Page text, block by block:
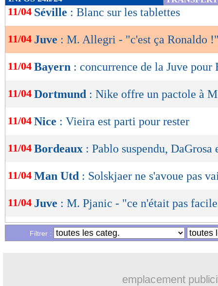
de
OK
11/04 Séville : Blanc sur les tablettes
11/04 Juve : M. Allegri - "c'est ça Ronaldo
11/04 Bayern : concurrence de la Juve pour
11/04 Dortmund : Nike offre un pactole à
11/04 Nice : Vieira est parti pour rester
11/04 Bordeaux : Pablo suspendu, DaGrosa
11/04 Man Utd : Solskjaer ne s'avoue pas
11/04 Juve : M. Pjanic - "ce n'était pas
Liste des brèves du mer. 10 avril 2019
Filtrer :
emplacement